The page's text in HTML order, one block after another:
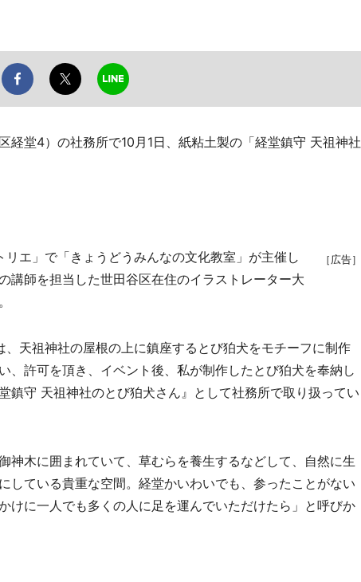
堂4）の社務所で10月1日、紙粘土製の「経堂鎮守 天祖神社
［広告］
エ」で「きょうどうみんなの文化教室」が主催し
講師を担当した世田谷区在住のイラストレーター大
天祖神社の屋根の上に鎮座するとび狛犬をモチーフに制作
、許可を頂き、イベント後、私が制作したとび狛犬を奉納し
鎮守 天祖神社のとび狛犬さん』として社務所で取り扱ってい
木に囲まれていて、草むらを養生するなどして、自然に生
している貴重な空間。経堂かいわいでも、参ったことがない
けに一人でも多くの人に足を運んでいただけたら」と呼びか